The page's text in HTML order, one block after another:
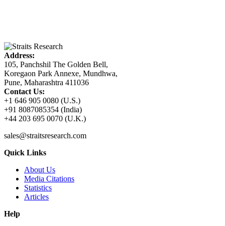
Address:
105, Panchshil The Golden Bell,
Koregaon Park Annexe, Mundhwa,
Pune, Maharashtra 411036
Contact Us:
+1 646 905 0080 (U.S.)
+91 8087085354 (India)
+44 203 695 0070 (U.K.)
sales@straitsresearch.com
Quick Links
About Us
Media Citations
Statistics
Articles
Help